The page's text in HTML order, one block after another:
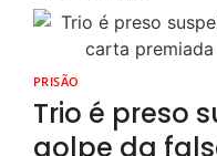
PRISÃO
Trio é preso
golpe da